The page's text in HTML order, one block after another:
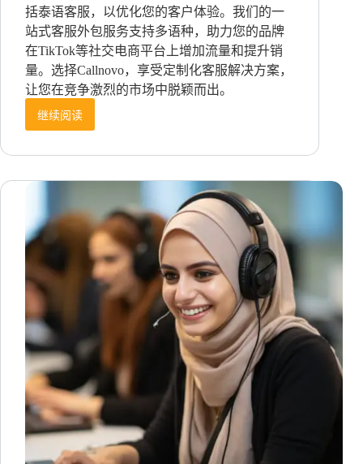
括泰语客服，以优化您的客户体验。我们的一
站式客服外包服务支持多语种，助力您的品牌
在TikTok等社交电商平台上增加流量和提升销
量。选择Callnovo，享受定制化客服解决方案，
让您在竞争激烈的市场中脱颖而出。
继续阅读
纯
货！
TikTok
Shop
服
南